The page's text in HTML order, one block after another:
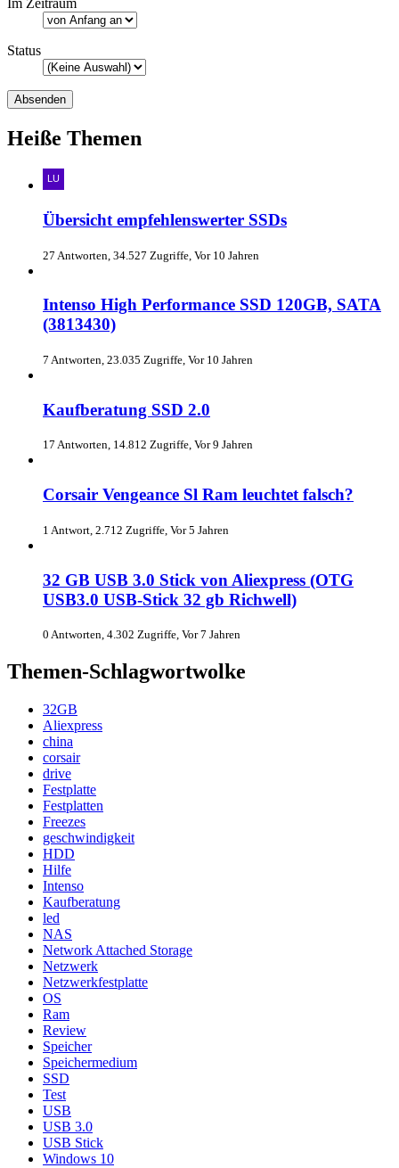
Im Zeitraum
Status
Heiße Themen
Übersicht empfehlenswerter SSDs
27 Antworten, 34.527 Zugriffe, Vor 10 Jahren
Intenso High Performance SSD 120GB, SATA
(3813430)
7 Antworten, 23.035 Zugriffe, Vor 10 Jahren
Kaufberatung SSD 2.0
17 Antworten, 14.812 Zugriffe, Vor 9 Jahren
Corsair Vengeance Sl Ram leuchtet falsch?
1 Antwort, 2.712 Zugriffe, Vor 5 Jahren
32 GB USB 3.0 Stick von Aliexpress (OTG
USB3.0 USB-Stick 32 gb Richwell)
0 Antworten, 4.302 Zugriffe, Vor 7 Jahren
Themen-Schlagwortwolke
32GB
Aliexpress
china
corsair
drive
Festplatte
Festplatten
Freezes
geschwindigkeit
HDD
Hilfe
Intenso
Kaufberatung
led
NAS
Network Attached Storage
Netzwerk
Netzwerkfestplatte
OS
Ram
Review
Speicher
Speichermedium
SSD
Test
USB
USB 3.0
USB Stick
Windows 10